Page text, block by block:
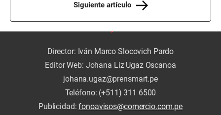
Siguiente artículo
Director: Iván Marco Slocovich Pardo
Editor Web: Johana Liz Ugaz Oscanoa
johana.ugaz@prensmart.pe
Teléfono: (+511) 311 6500
Publicidad:fonoavisos@comercio.com.pe